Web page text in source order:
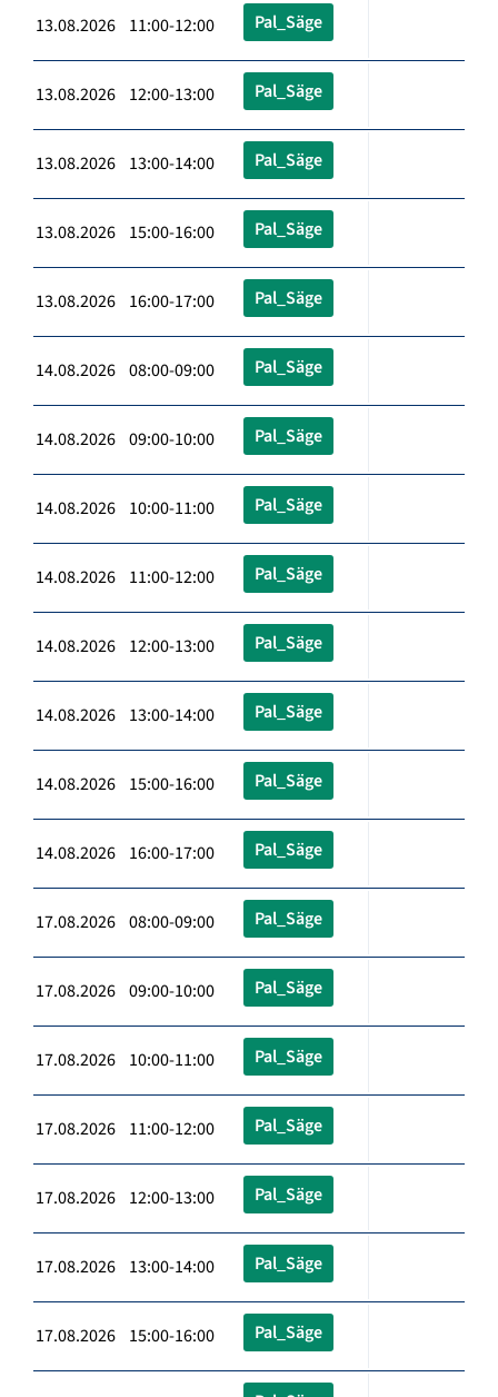
13.08.2026 11:00-12:00 Pal_Säge
13.08.2026 12:00-13:00 Pal_Säge
13.08.2026 13:00-14:00 Pal_Säge
13.08.2026 15:00-16:00 Pal_Säge
13.08.2026 16:00-17:00 Pal_Säge
14.08.2026 08:00-09:00 Pal_Säge
14.08.2026 09:00-10:00 Pal_Säge
14.08.2026 10:00-11:00 Pal_Säge
14.08.2026 11:00-12:00 Pal_Säge
14.08.2026 12:00-13:00 Pal_Säge
14.08.2026 13:00-14:00 Pal_Säge
14.08.2026 15:00-16:00 Pal_Säge
14.08.2026 16:00-17:00 Pal_Säge
17.08.2026 08:00-09:00 Pal_Säge
17.08.2026 09:00-10:00 Pal_Säge
17.08.2026 10:00-11:00 Pal_Säge
17.08.2026 11:00-12:00 Pal_Säge
17.08.2026 12:00-13:00 Pal_Säge
17.08.2026 13:00-14:00 Pal_Säge
17.08.2026 15:00-16:00 Pal_Säge